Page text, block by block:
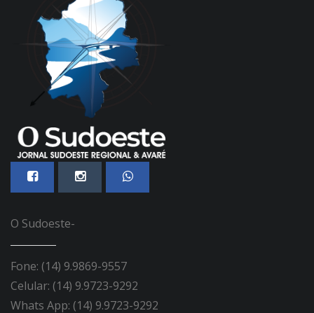
O Sudoeste-
Fone: (14) 9.9869-9557
Celular: (14) 9.9723-9292
Whats App: (14) 9.9723-9292